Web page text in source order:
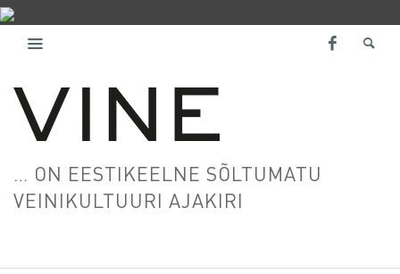
… ON EESTIKEELNE SÕLTUMATU
VEINIKULTUURI AJAKIRI